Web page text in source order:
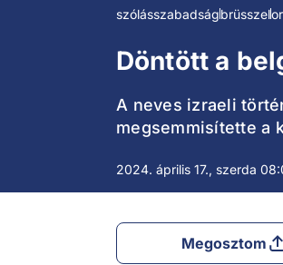
szólásszabadságbrüsszel
Döntött a
A neves izraeli
megsemmisítette a
2024. április 17., szerda
Megosztom